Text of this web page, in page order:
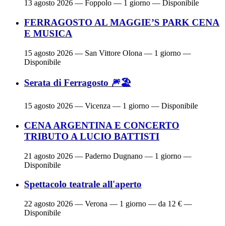
13 agosto 2026 — Foppolo — 1 giorno — Disponibile
FERRAGOSTO AL MAGGIE’S PARK CENA
E MUSICA
15 agosto 2026 — San Vittore Olona — 1 giorno —
Disponibile
Serata di Ferragosto 🎆🏖
15 agosto 2026 — Vicenza — 1 giorno — Disponibile
CENA ARGENTINA E CONCERTO
TRIBUTO A LUCIO BATTISTI
21 agosto 2026 — Paderno Dugnano — 1 giorno —
Disponibile
Spettacolo teatrale all'aperto
22 agosto 2026 — Verona — 1 giorno — da 12 € —
Disponibile